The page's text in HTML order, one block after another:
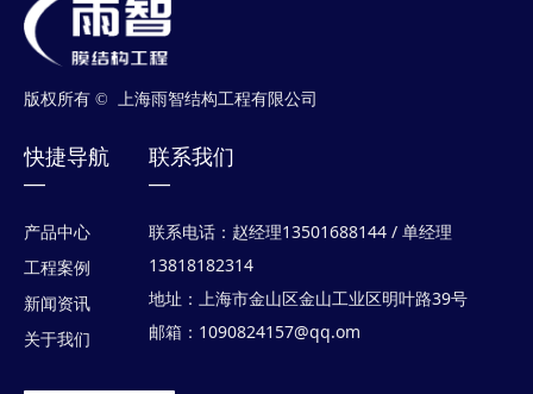
版权所有 © 上海雨智结构工程有限公司
快捷导航
—
产品中心
工程案例
新闻资讯
关于我们
联系我们
—
联系电话：赵经理13501688144 / 单经理
13818182314
地址：上海市金山区金山工业区明叶路39号
邮箱：1090824157@qq.om